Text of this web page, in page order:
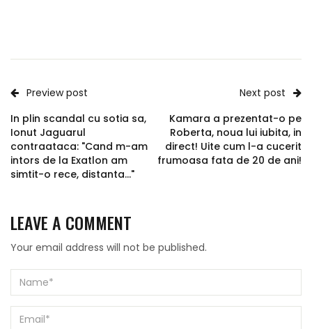
Preview post
In plin scandal cu sotia sa,
Ionut Jaguarul
contraataca: "Cand m-am
intors de la Exatlon am
simtit-o rece, distanta..."
Next post
Kamara a prezentat-o pe
Roberta, noua lui iubita, in
direct! Uite cum l-a cucerit
frumoasa fata de 20 de ani!
LEAVE A COMMENT
Your email address will not be published.